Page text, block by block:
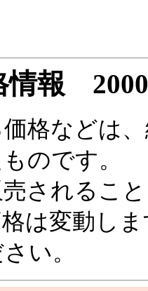
情報
格などは
のです。
されるこ
は変動し
い。